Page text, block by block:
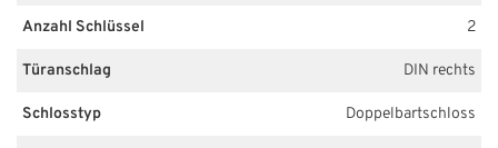
Anzahl Schlüssel 2
Türanschlag DIN rechts
Schlosstyp Doppelbartschloss